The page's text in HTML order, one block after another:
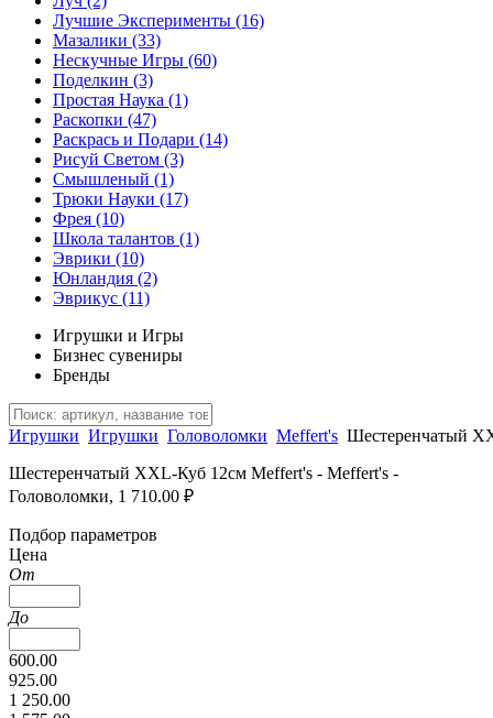
Лучшие Эксперименты (16)
Мазалики (33)
Нескучные Игры (60)
Поделкин (3)
Простая Наука (1)
Раскопки (47)
Раскрась и Подари (14)
Рисуй Светом (3)
Смышленый (1)
Трюки Науки (17)
Фрея (10)
Школа талантов (1)
Эврики (10)
Юнландия (2)
Эврикус (11)
Игрушки и Игры
Бизнес сувениры
Бренды
Игрушки Игрушки Головоломки Meffert's Шестеренчатый
Шестеренчатый XXL-Куб 12см Meffert's - Meffert's -
Головоломки, 1 710.00 ₽
Подбор параметров
Цена
От
До
600.00
925.00
1 250.00